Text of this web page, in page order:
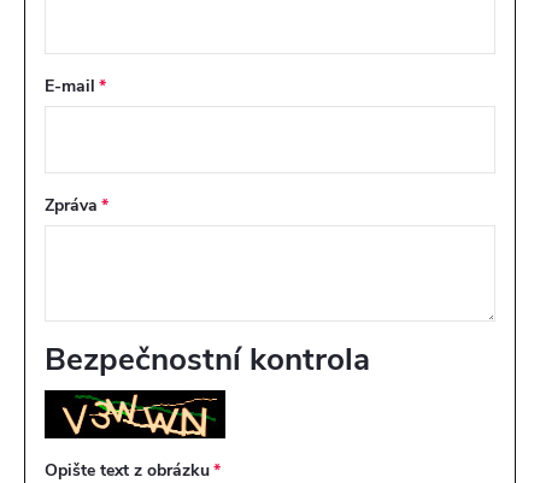
E-mail
Zpráva
Bezpečnostní kontrola
Opište text z obrázku